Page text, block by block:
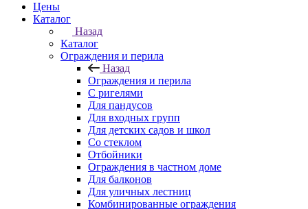
Цены
Каталог
Назад
Каталог
Ограждения и перила
Назад
Ограждения и перила
С ригелями
Для пандусов
Для входных групп
Для детских садов и школ
Со стеклом
Отбойники
Ограждения в частном доме
Для балконов
Для уличных лестниц
Комбинированные ограждения